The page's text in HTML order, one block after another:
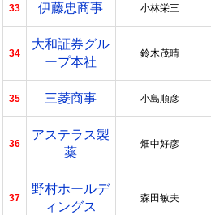
33 伊藤忠商事 小林栄三
34
大和証券グル
ープ本社
鈴木茂晴
35 三菱商事 小島順彦
36
アステラス製
薬
畑中好彦
37
野村ホールデ
ィングス
森田敏夫